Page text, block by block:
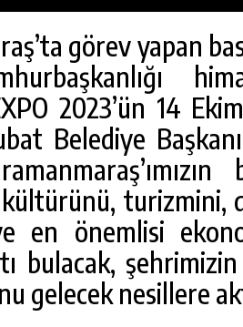
görev yapan
2023’ün 14
Belediye
turizmini,
en önemlisi
bulacak,
gelecek nesillere
KIZ KUR’AN KURSU